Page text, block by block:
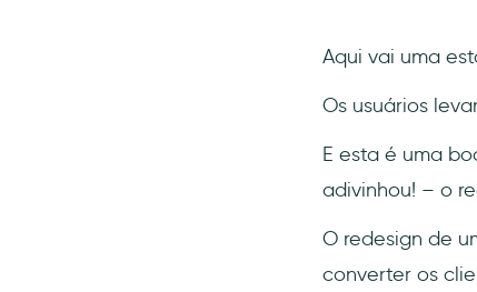
Aqui vai uma
Os usuários
E esta é uma
adivinhou! – o
O redesign de
converter os